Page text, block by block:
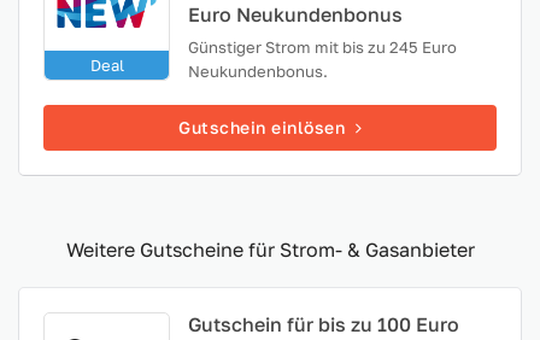
Deal
Euro Neukundenbonus
Günstiger Strom mit bis zu 245 Euro
Neukundenbonus.
Gutschein einlösen
Weitere Gutscheine für Strom- & Gasanbieter
Gutschein für bis zu 100 Euro